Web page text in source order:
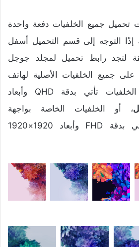
تحميل جميع الخلفيات دفعة واحدة
إذًا التوجه إلى قسم التحميل أسفل
لتجد رابط تحميل لمجلد جوجل
جميع الخلفيات الأصلية لهاتف
، أو الخلفيات الخاصة بواجهة
Samsunf DEX وتأتي بدقة FHD وأبعاد 1920×1920